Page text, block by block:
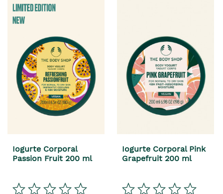
Iogurte Corporal
Passion Fruit 200 ml
Iogurte Corporal Pink
Grapefruit 200 ml